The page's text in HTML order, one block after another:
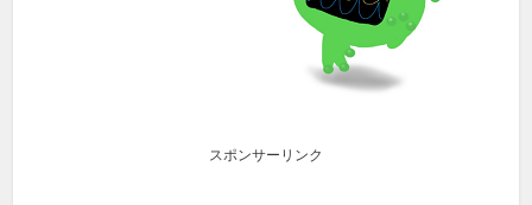
スポンサーリンク